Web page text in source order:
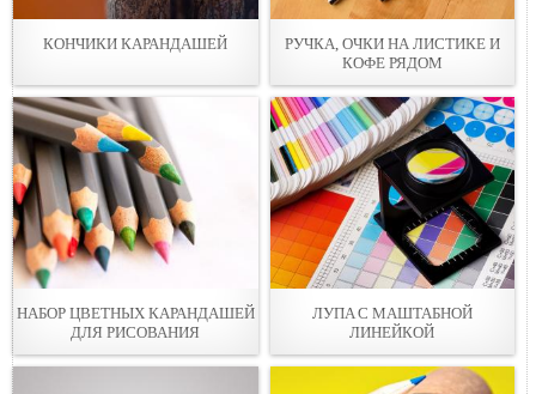
КОНЧИКИ КАРАНДАШEЙ
РУЧКA, ОЧКИ НА ЛИСТИКE И
КОФЕ РЯДОМ
НАБОР ЦВЕТНЫХ КАРАНДАШЕЙ
ДЛЯ РИСОВАНИЯ
ЛУПA С МАШТАБНОЙ
ЛИНЕЙКОЙ